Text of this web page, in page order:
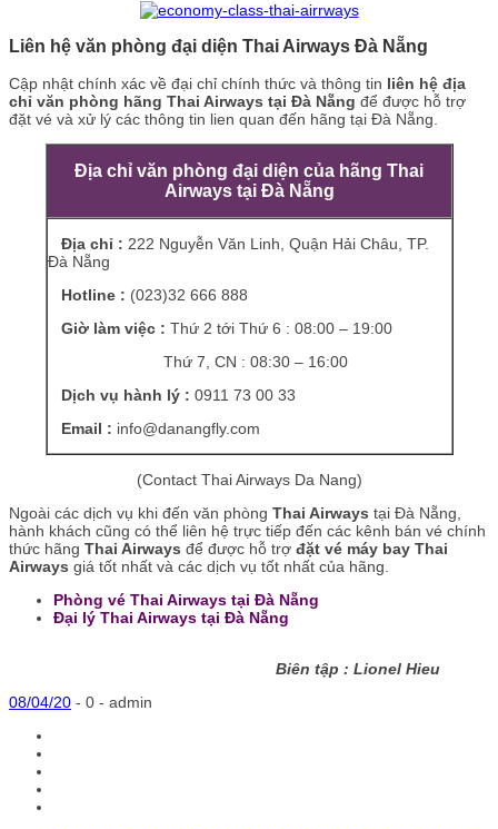
Liên hệ văn phòng đại diện Thai Airways Đà Nẵng
Cập nhật chính xác về đại chỉ chính thức và thông tin liên hệ địa
chỉ văn phòng hãng Thai Airways tại Đà Nẵng để được hỗ trợ
đặt vé và xử lý các thông tin lien quan đến hãng tại Đà Nẵng.
Địa chỉ văn phòng đại diện của hãng Thai
Airways tại Đà Nẵng
Địa chỉ : 222 Nguyễn Văn Linh, Quận Hải Châu, TP.
Đà Nẵng
Hotline : (023)32 666 888
Giờ làm việc : Thứ 2 tới Thứ 6 : 08:00 – 19:00
Thứ 7, CN : 08:30 – 16:00
Dịch vụ hành lý : 0911 73 00 33
Email : info@danangfly.com
(Contact Thai Airways Da Nang)
Ngoài các dịch vụ khi đến văn phòng Thai Airways tại Đà Nẵng,
hành khách cũng có thể liên hệ trực tiếp đến các kênh bán vé chính
thức hãng Thai Airways để được hỗ trợ đặt vé máy bay Thai
Airways giá tốt nhất và các dịch vụ tốt nhất của hãng.
Phòng vé Thai Airways tại Đà Nẵng
Đại lý Thai Airways tại Đà Nẵng
Biên tập : Lionel Hieu
08/04/20 - 0 - admin